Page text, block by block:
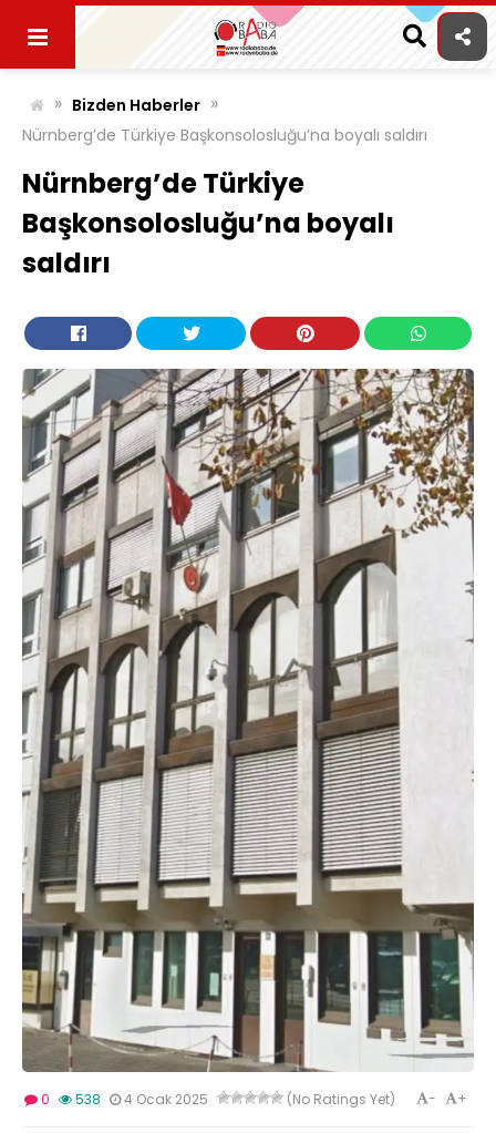
content
» Bizden Haberler »
Nürnberg’de Türkiye Başkonsolosluğu’na boyalı saldırı
Nürnberg’de Türkiye
Başkonsolosluğu’na boyalı
saldırı
0 538 4 Ocak 2025 (No Ratings Yet) +
-